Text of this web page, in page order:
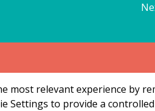
most relevant experience by
Settings to provide a